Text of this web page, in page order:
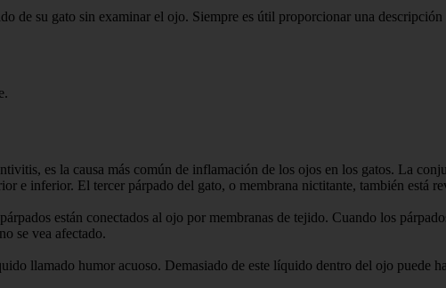
de su gato sin examinar el ojo. Siempre es útil proporcionar una
es la causa más común de inflamación de los ojos en los gatos. La
e inferior. El tercer párpado del gato, o membrana nictitante, también está
están conectados al ojo por membranas de tejido. Cuando los
se vea afectado.
llamado humor acuoso. Demasiado de este líquido dentro del ojo puede